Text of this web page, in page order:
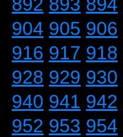
904 905 906
916 917 918
928 929 930
940 941 942
952 953 954